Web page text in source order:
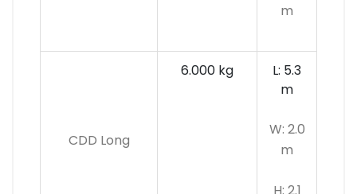
m
CDD Long
6.000 kg
L: 5.3
m
W: 2.0
m
H: 2.1